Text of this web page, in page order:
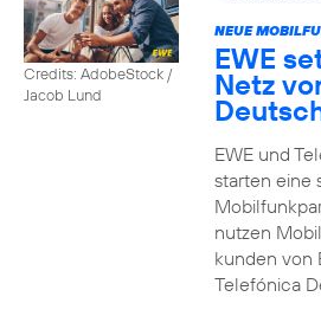
Credits: AdobeStock /
Jacob Lund
NEUE
EWE
Netz
EWE und
starten eine
nutzen
kunden von
Telefónica